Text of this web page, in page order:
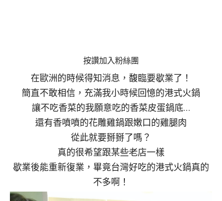
按讚加入粉絲團
在歐洲的時候得知消息，馥臨要歇業了！
簡直不敢相信，充滿我小時候回憶的港式火鍋
讓不吃香菜的我願意吃的香菜皮蛋鍋底…
還有香噴噴的花雕雞鍋跟嫩口的雞腿肉
從此就要掰掰了嗎？
真的很希望跟某些老店一樣
歇業後能重新復業，畢竟台灣好吃的港式火鍋真的
不多啊！